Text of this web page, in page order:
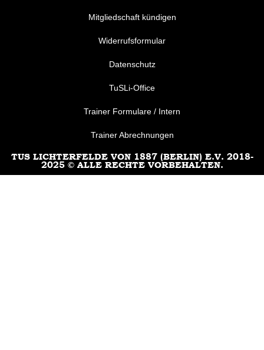
Mitgliedschaft kündigen
Widerrufsformular
Datenschutz
TuSLi-Office
Trainer Formulare / Intern
Trainer Abrechnungen
TUS LICHTERFELDE VON 1887 (BERLIN) E.V. 2018-
2025 © ALLE RECHTE VORBEHALTEN.